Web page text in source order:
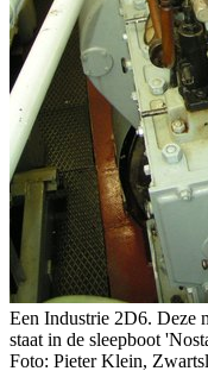
Een Industrie 2D6. Deze
staat in de sleepboot
Foto: Pieter Klein,